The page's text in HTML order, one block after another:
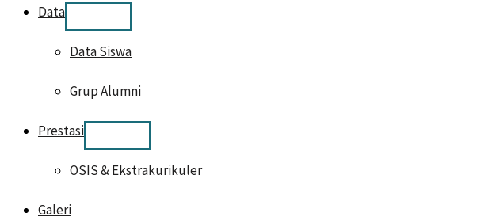
Data
Data Siswa
Grup Alumni
Prestasi
OSIS & Ekstrakurikuler
Galeri